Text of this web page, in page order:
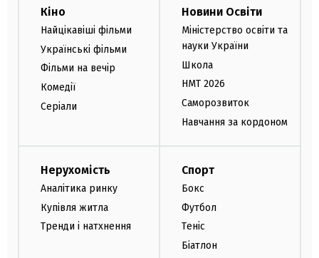
Кіно
Найцікавіші фільми
Українські фільми
Фільми на вечір
Комедії
Серіали
Новини Освіти
Міністерство освіти та
науки України
Школа
НМТ 2026
Саморозвиток
Навчання за кордоном
Нерухомість
Аналітика ринку
Купівля житла
Тренди і натхнення
Спорт
Бокс
Футбол
Теніс
Біатлон